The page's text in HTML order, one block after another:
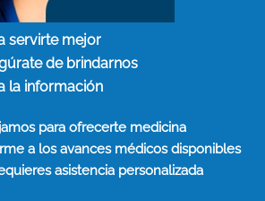
servirte mejor
de brindarnos
la información
para ofrecerte medicina
a los avances médicos disponibles
asistencia personalizada